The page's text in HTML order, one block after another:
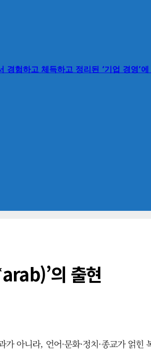
험하고 체득하고 정리된 ‘기업 경영’
의 출현
아니라, 언어·문화·정치·종교가 얽